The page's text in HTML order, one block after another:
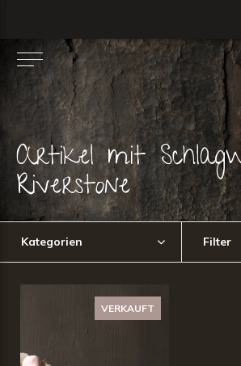
Artikel mit
Riverstone
Kategorien Filter
VERKAUFT